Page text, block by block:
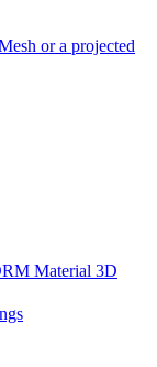
or a projected
Material 3D